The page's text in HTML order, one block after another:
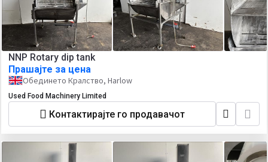
NNP Rotary dip tank
Прашајте за цена
Обединето Кралство, Harlow
Used Food Machinery Limited
Контактирајте го продавачот